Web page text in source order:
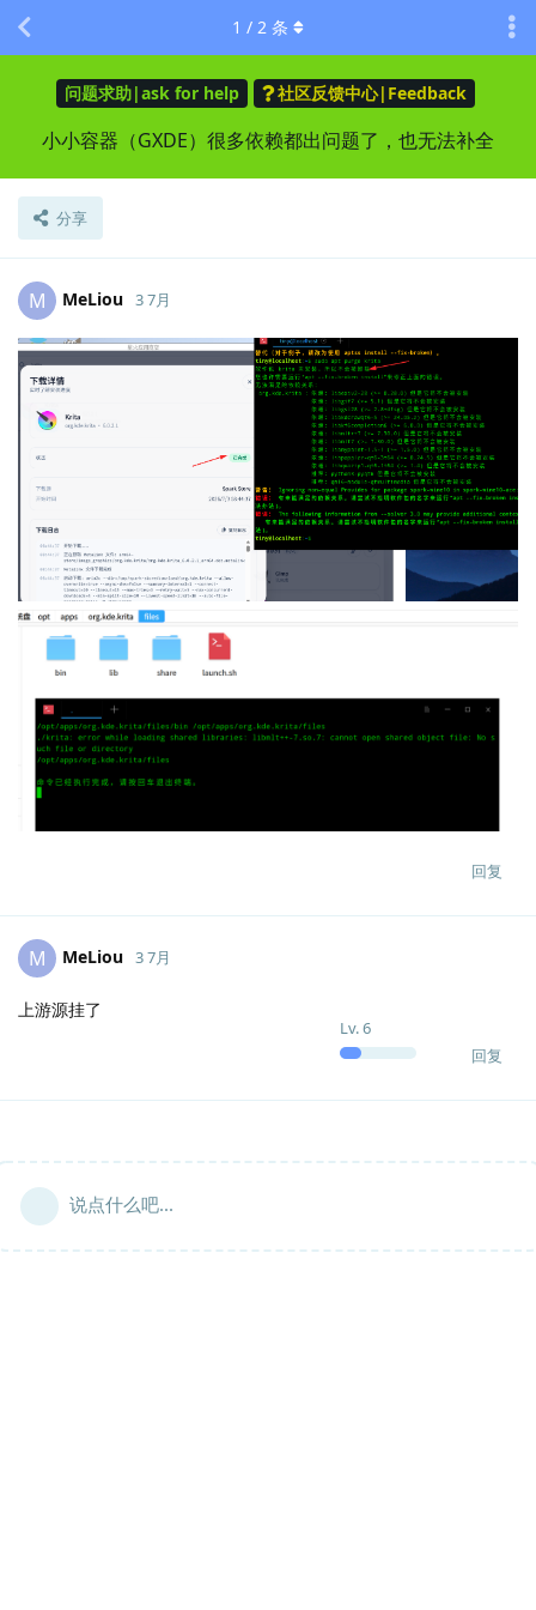
问题求助|ask for help 社区反馈中心|Feedback
小小容器（GXDE）很多依赖都出问题了，也无法补全
分享
1 / 2 条
M MeLiou
Lv. 6
3 7月
回复
M MeLiou
Lv.6
3 7月
上游源挂了
回复
说点什么吧...